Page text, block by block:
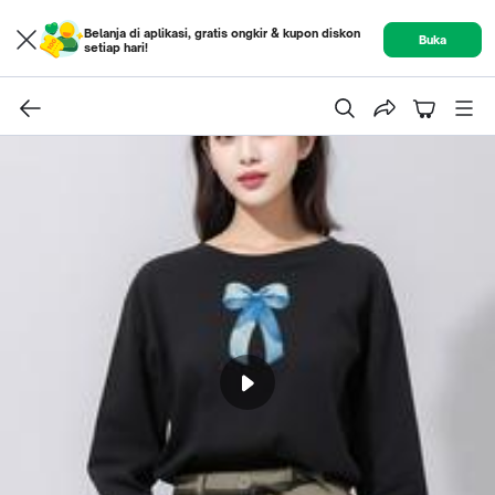
Belanja di aplikasi, gratis ongkir & kupon diskon
setiap hari!
Buka